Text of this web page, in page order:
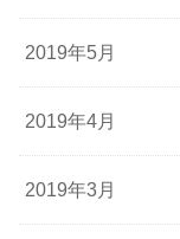
2019年5月
2019年4月
2019年3月